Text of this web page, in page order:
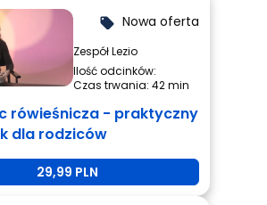
local_offer Nowa oferta
Zespół Lezio
Ilość odcinków:
Czas trwania: 42 min
rówieśnicza - praktyczny
dla rodziców
29,99 PLN